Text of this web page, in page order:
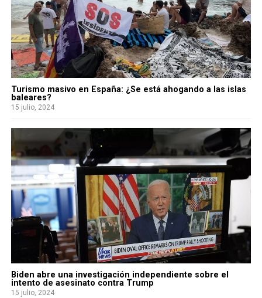
Turismo masivo en España: ¿Se está ahogando a las islas
baleares?
15 julio, 2024
Biden abre una investigación independiente sobre el
intento de asesinato contra Trump
15 julio, 2024